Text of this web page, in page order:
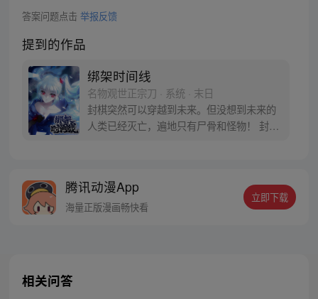
答案问题点击 举报反馈
提到的作品
绑架时间线
名物观世正宗刀 · 系统 · 末日
封棋突然可以穿越到未来。但没想到未来的
人类已经灭亡，遍地只有尸骨和怪物！ 封棋
怎么回事？
腾讯动漫App
海量正版漫画畅快看
立即下载
相关问答